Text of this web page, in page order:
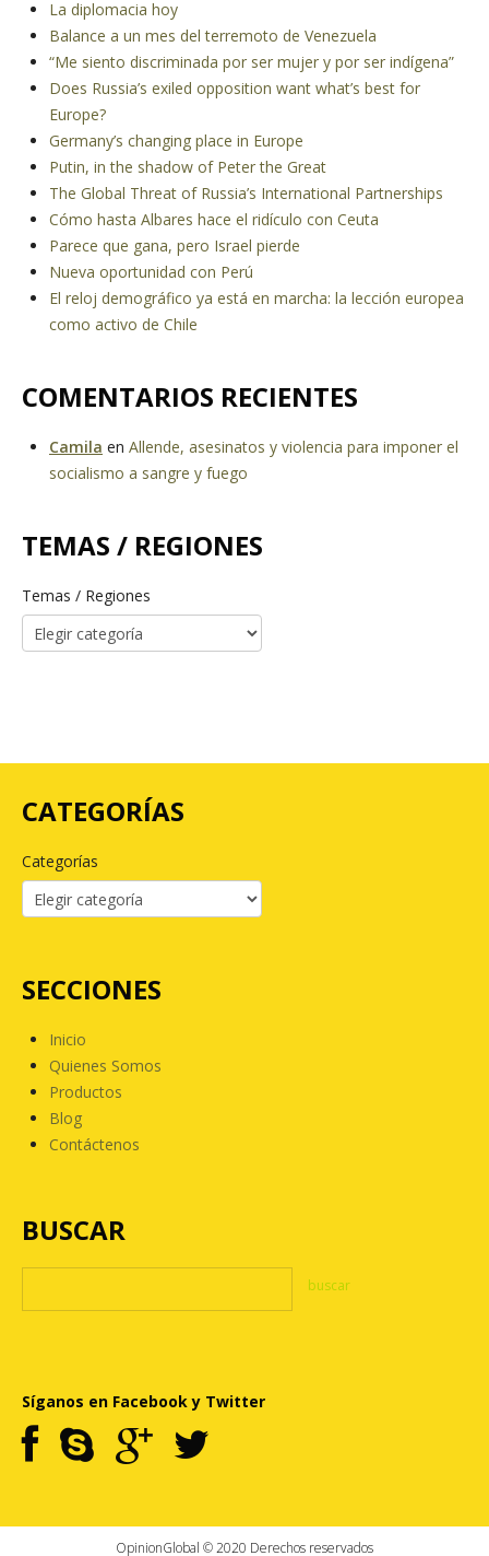
La diplomacia hoy
Balance a un mes del terremoto de Venezuela
“Me siento discriminada por ser mujer y por ser indígena”
Does Russia’s exiled opposition want what’s best for
Europe?
Germany’s changing place in Europe
Putin, in the shadow of Peter the Great
The Global Threat of Russia’s International Partnerships
Cómo hasta Albares hace el ridículo con Ceuta
Parece que gana, pero Israel pierde
Nueva oportunidad con Perú
El reloj demográfico ya está en marcha: la lección europea
como activo de Chile
COMENTARIOS RECIENTES
Camila en Allende, asesinatos y violencia para imponer el
socialismo a sangre y fuego
TEMAS / REGIONES
Temas / Regiones
CATEGORÍAS
Categorías
SECCIONES
Inicio
Quienes Somos
Productos
Blog
Contáctenos
BUSCAR
Síganos en Facebook y Twitter
OpinionGlobal © 2020 Derechos reservados